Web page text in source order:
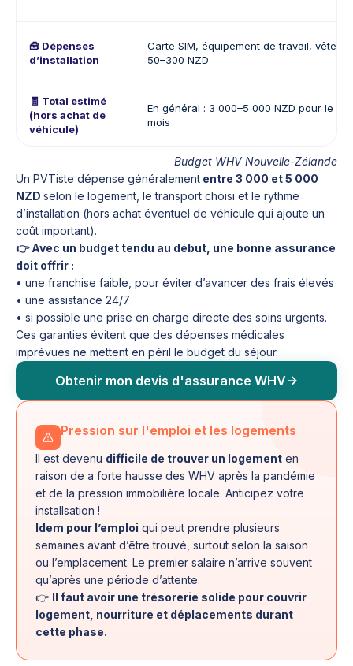
🧰 Dépenses
d’installation
Carte SIM, équipement de travail,
50–300 NZD
🧾 Total estimé
(hors achat de
véhicule)
En général : 3 000–5 000 NZD pour le
mois
Budget WHV Nouvelle-Zélande
Un PVTiste dépense généralement entre 3 000 et 5 000
NZD selon le logement, le transport choisi et le rythme
d’installation (hors achat éventuel de véhicule qui ajoute un
coût important).
👉 Avec un budget tendu au début, une bonne assurance
doit offrir :
• une franchise faible, pour éviter d’avancer des frais élevés
• une assistance 24/7
• si possible une prise en charge directe des soins urgents.
Ces garanties évitent que des dépenses médicales
imprévues ne mettent en péril le budget du séjour.
Obtenir mon devis d'assurance WHV
Pression sur l'emploi et les logements
Il est devenu difficile de trouver un logement en
raison de a forte hausse des WHV après la pandémie
et de la pression immobilière locale. Anticipez votre
installsation !
Idem pour l’emploi qui peut prendre plusieurs
semaines avant d’être trouvé, surtout selon la saison
ou l’emplacement. Le premier salaire n’arrive souvent
qu’après une période d’attente.
👉 Il faut avoir une trésorerie solide pour couvrir
logement, nourriture et déplacements durant
cette phase.